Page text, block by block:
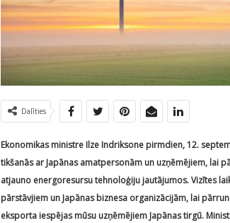
Dalīties
Ekonomikas ministre Ilze Indriksone pirmdien, 12.
tikšanās ar Japānas amatpersonām un uzņēmējiem, lai
atjauno energoresursu tehnoloģiju jautājumos. Vizītes
pārstāvjiem un Japānas biznesa organizācijām, lai
eksporta iespējas mūsu uzņēmējiem Japānas tirgū.